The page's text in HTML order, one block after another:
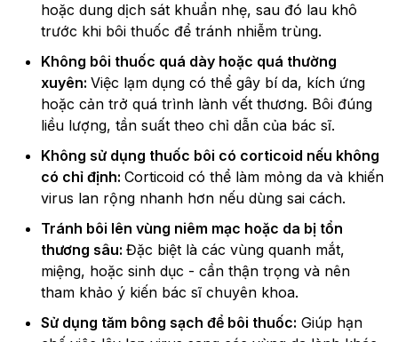
hoặc dung dịch sát khuẩn nhẹ, sau đó lau khô
trước khi bôi thuốc để tránh nhiễm trùng.
Không bôi thuốc quá dày hoặc quá thường
xuyên: Việc lạm dụng có thể gây bí da, kích ứng
hoặc cản trở quá trình lành vết thương. Bôi đúng
liều lượng, tần suất theo chỉ dẫn của bác sĩ.
Không sử dụng thuốc bôi có corticoid nếu không
có chỉ định: Corticoid có thể làm mỏng da và khiến
virus lan rộng nhanh hơn nếu dùng sai cách.
Tránh bôi lên vùng niêm mạc hoặc da bị tổn
thương sâu: Đặc biệt là các vùng quanh mắt,
miệng, hoặc sinh dục - cần thận trọng và nên
tham khảo ý kiến bác sĩ chuyên khoa.
Sử dụng tăm bông sạch để bôi thuốc: Giúp hạn